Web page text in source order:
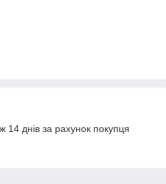
днів за рахунок покупця